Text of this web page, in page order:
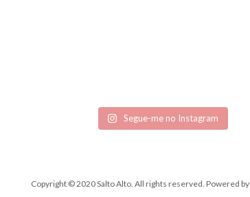
Segue-me no Instagram
Copyright © 2020 Salto Alto. All rights reserved. Powered by